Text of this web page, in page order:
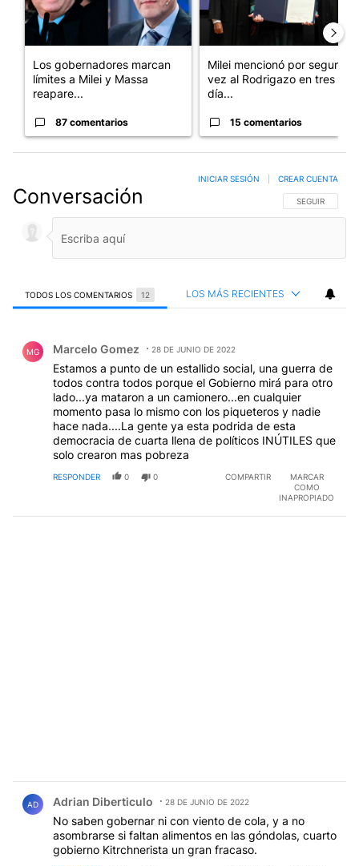
Los gobernadores marcan
límites a Milei y Massa
reapare...
87 comentarios
Milei mencionó por segunda
vez al Rodrigazo en tres
día...
15 comentarios
Conversación SIGA ESTA
SEGUIR
INICIAR SESIÓN CREAR CUENTA
TODOS LOS COMENTARIOS 12 LOS MÁS RECIENTES
MG Marcelo Gomez 28 DE JUNIO DE 2022
Estamos a punto de un estallido social, una guerra de
todos contra todos porque el Gobierno mirá para otro
lado...ya mataron a un camionero...en cualquier
momento pasa lo mismo con los piqueteros y nadie
hace nada....La gente ya esta podrida de esta
democracia de cuarta llena de políticos INÚTILES que
solo crearon mas pobreza
RESPONDER 0 0 COMPARTIR
MARCAR
COMO
INAPROPIADO
AD Adrian Diberticulo 28 DE JUNIO DE 2022
No saben gobernar ni con viento de cola, y a no
asombrarse si faltan alimentos en las góndolas, cuarto
gobierno Kitrchnerista un gran fracaso.